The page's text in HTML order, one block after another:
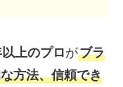
上のプロがブラ
方法、信頼でき